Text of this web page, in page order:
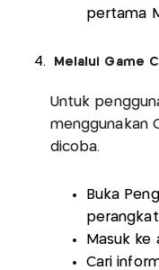
pertama
Melalui Game
Untuk
menggunakan
dicoba.
Buka
perangkat
Masuk ke
Cari